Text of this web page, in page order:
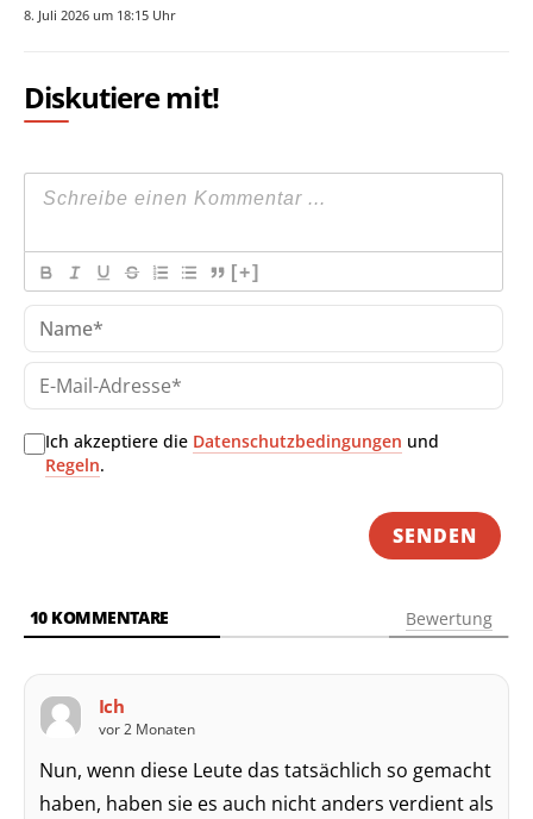
8. Juli 2026 um 18:15 Uhr
Diskutiere mit!
[+]
E-
Ich akzeptiere die Datenschutzbedingungen und
Regeln.
10KOMMENTARE Bewertung
Ich
vor 2 Monaten
Nun, wenn diese Leute das tatsächlich so gemacht
haben, haben sie es auch nicht anders verdient als